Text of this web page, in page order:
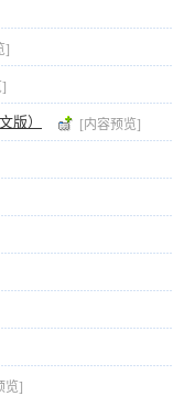
]
版） [内容预览]
览]